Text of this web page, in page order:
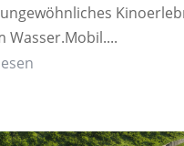
Wasser.Mobil....